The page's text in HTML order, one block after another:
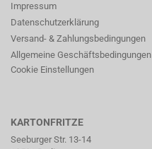
Impressum
Datenschutzerklärung
Versand- & Zahlungsbedingungen
Allgemeine Geschäftsbedingungen
Cookie Einstellungen
KARTONFRITZE
Seeburger Str. 13-14